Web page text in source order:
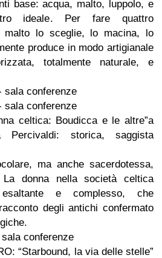
base: acqua, malto, luppolo, e
ideale. Per fare quattro
lo sceglie, lo macina, lo
produce in modo artigianale
totalmente naturale, e
sala conferenze
sala conferenze
celtica: Boudicca e le altre”a
Percivaldi: storica, saggista
ma anche sacerdotessa,
La donna nella società celtica
e complesso, che
degli antichi confermato
conferenze
“Starbound, la via delle stelle”